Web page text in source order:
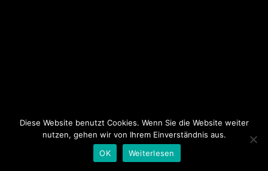
Diese Website benutzt Cookies. Wenn Sie die Website weiter
nutzen, gehen wir von Ihrem Einverständnis aus.
OK
Weiterlesen